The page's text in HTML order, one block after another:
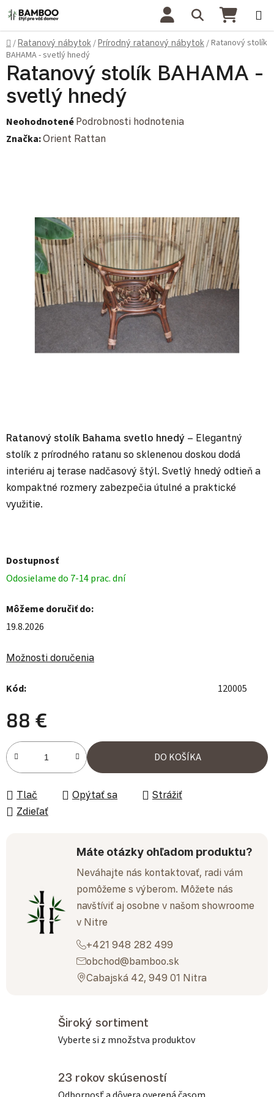
Prejsť na obsah Hľadať
Domov
/Ratanový nábytok /Prírodný ratanový nábytok /Ratanový stolík
BAHAMA - svetlý hnedý
Ratanový stolík Bahama svetlo hnedý – Elegantný
stolík z prírodného ratanu so sklenenou doskou dodá
interiéru aj terase nadčasový štýl. Svetlý hnedý odtieň a
kompaktné rozmery zabezpečia útulné a praktické
využitie.
Dostupnosť
Odosielame do 7-14 prac. dní
Môžeme doručiť do:
19.8.2026
Možnosti doručenia
Kód: 120005
88 €
Jednotková cena:
DO KOŠÍKA
Tlač Opýtať sa
Strážiť
Zdieľať
Máte otázky ohľadom produktu?
Neváhajte nás kontaktovať, radi vám
pomôžeme s výberom. Môžete nás
navštíviť aj osobne v našom showroome
v Nitre
+421 948 282 499
obchod@bamboo.sk
Cabajská 42, 949 01 Nitra
Ratanový stolík BAHAMA -
svetlý hnedý
Priemerné hodnotenie produktu je 0,0 z 5 hviezdičiek.
Neohodnotené Podrobnosti hodnotenia
Značka:Orient Rattan
Široký sortiment
Vyberte si z množstva produktov
23 rokov skúseností